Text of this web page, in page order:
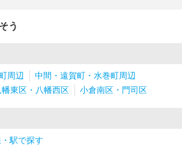
う
周辺
中間・遠賀町・水巻町周辺
幡東区・八幡西区 小倉南区・門司区
駅で探す